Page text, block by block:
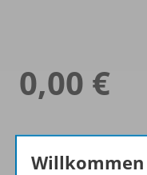
0,00 €